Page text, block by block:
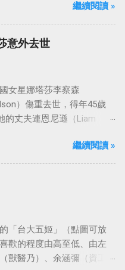
Boat），這部影集最早
至1986年5月24日於美國
出了249集。 令人懷念的愛
繼續閱讀 »
意外去世
女星娜塔莎李察森
）傷重去世，得年45歲
的丈夫連恩尼遜（Liam
他們空間撫平傷痛。繼續閱讀 »
「台大五姬」（點圖可放
歡的程度由高至低、由左
獸醫乃）、余涵彌（資工